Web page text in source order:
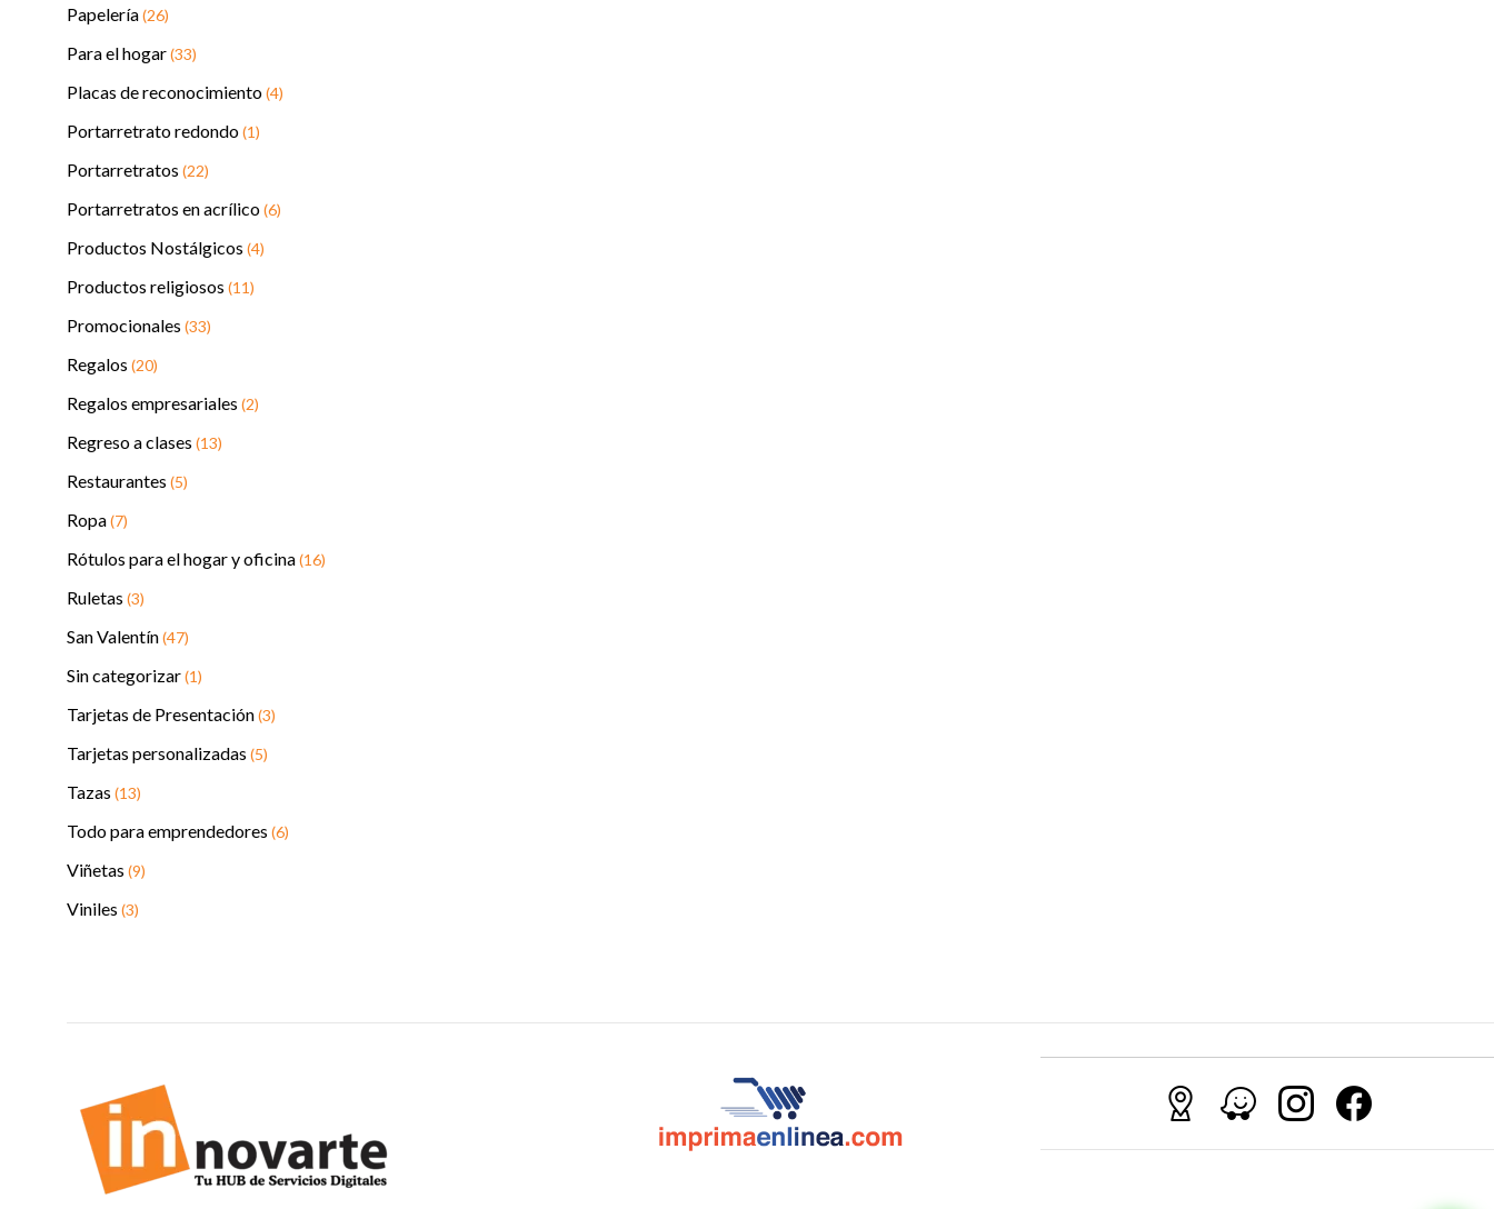
Papelería(26)
Para el hogar(33)
Placas de reconocimiento(4)
Portarretrato redondo(1)
Portarretratos (22)
Portarretratos en acrílico(6)
Productos Nostálgicos (4)
Productos religiosos (11)
Promocionales (33)
Regalos (20)
Regalos empresariales (2)
Regreso a clases (13)
Restaurantes (5)
Ropa(7)
Rótulos para el hogar y oficina(16)
Ruletas (3)
San Valentín(47)
Sin categorizar(1)
Tarjetas de Presentación(3)
Tarjetas personalizadas (5)
Tazas (13)
Todo para emprendedores (6)
Viñetas (9)
Viniles (3)